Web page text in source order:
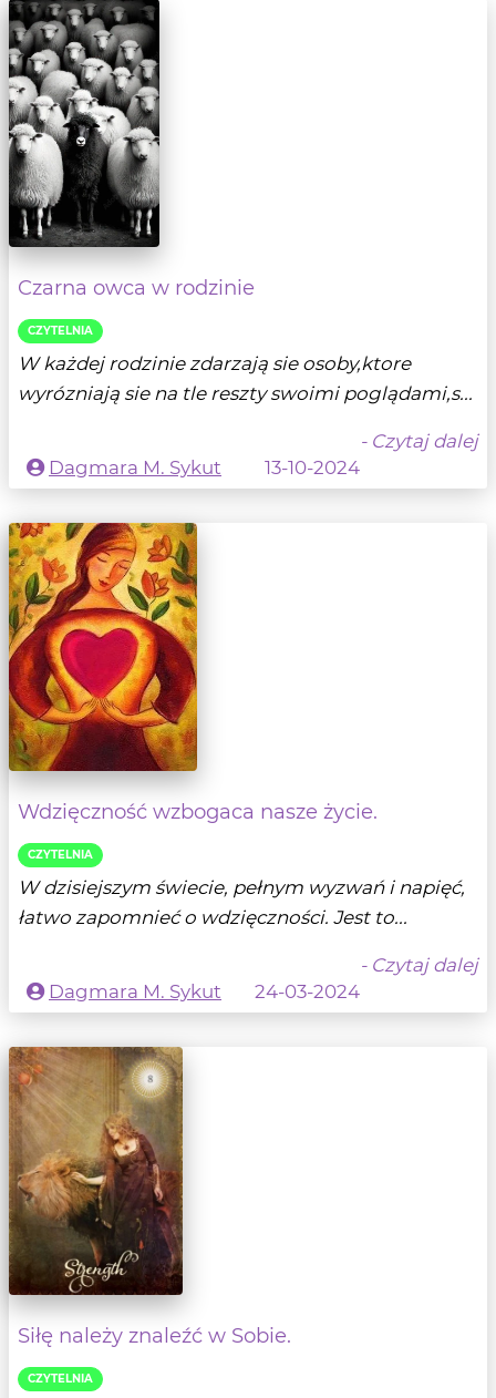
Czarna owca w rodzinie
CZYTELNIA
W każdej rodzinie zdarzają sie osoby,ktore
wyrózniają sie na tle reszty swoimi poglądami,s...
- Czytaj dalej
Dagmara M. Sykut
13-10-2024
Wdzięczność wzbogaca nasze życie.
CZYTELNIA
W dzisiejszym świecie, pełnym wyzwań i napięć,
łatwo zapomnieć o wdzięczności. Jest to...
- Czytaj dalej
Dagmara M. Sykut
24-03-2024
Siłę należy znaleźć w Sobie.
CZYTELNIA